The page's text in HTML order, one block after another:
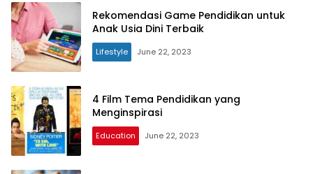
Rekomendasi Game Pendidikan untuk
Anak Usia Dini Terbaik
Lifestyle June 22, 2023
4 Film Tema Pendidikan yang
Menginspirasi
Education June 22, 2023